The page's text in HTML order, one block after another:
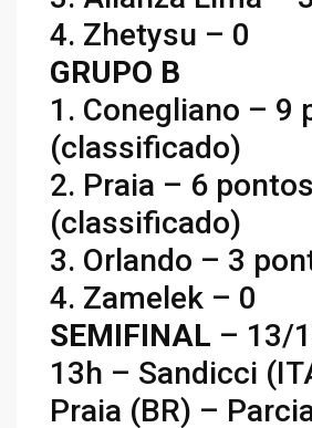
4. Zhetysu – 0
GRUPO B
1. Conegliano – 9
(classificado)
2. Praia – 6 pontos
(classificado)
3. Orlando – 3
4. Zamelek – 0
SEMIFINAL – 13/
13h – Sandicci
Praia (BR) –